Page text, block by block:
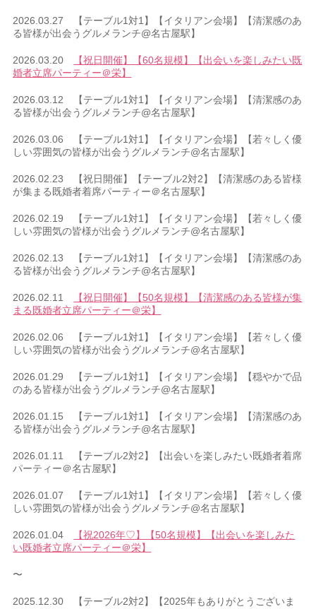
2026.03.27 【テーブル1対1】【イタリアン会場】【清潔感のあ
る皆様が出会うグルメランチ@名古屋駅】
2026.03.20
【祝日開催】【60名規模】【出会いを楽しみたい既
婚者立席パーティー＠栄】
2026.03.12 【テーブル1対1】【イタリアン会場】【清潔感のあ
る皆様が出会うグルメランチ@名古屋駅】
2026.03.06 【テーブル1対1】【イタリアン会場】【若々しく優
しい雰囲気の皆様が出会うグルメランチ@名古屋駅】
2026.02.23 【祝日開催】【テーブル2対2】【清潔感のある皆様
が集まる既婚者着席パーティー＠名古屋駅】
2026.02.19 【テーブル1対1】【イタリアン会場】【若々しく優
しい雰囲気の皆様が出会うグルメランチ@名古屋駅】
2026.02.13 【テーブル1対1】【イタリアン会場】【清潔感のあ
る皆様が出会うグルメランチ@名古屋駅】
2026.02.11
【祝日開催】【50名規模】【清潔感のある皆様が集
まる既婚者立席パーティー＠栄】
2026.02.06 【テーブル1対1】【イタリアン会場】【若々しく優
しい雰囲気の皆様が出会うグルメランチ@名古屋駅】
2026.01.29 【テーブル1対1】【イタリアン会場】【穏やかで品
のある皆様が出会うグルメランチ@名古屋駅】
2026.01.15 【テーブル1対1】【イタリアン会場】【清潔感のあ
る皆様が出会うグルメランチ@名古屋駅】
2026.01.11 【テーブル2対2】【出会いを楽しみたい既婚者着席
パーティー＠名古屋駅】
2026.01.07 【テーブル1対1】【イタリアン会場】【若々しく優
しい雰囲気の皆様が出会うグルメランチ@名古屋駅】
2026.01.04
【祝2026年♡】【50名規模】【出会いを楽しみた
い既婚者立席パーティー＠栄】
〜
2025.12.30 【テーブル2対2】【2025年もありがとうございま